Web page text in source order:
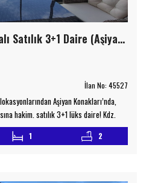
Kavaklık’ta Manzaralı Satılık 3+1 Daire (Aşiyan Konakları)
İlan No: 45527
Aşiyan Konakları’nda,
hakim, satılık 3+1 lüks daire! Kdz.
konumlanan bu özel daire, 175
alanına sahiptir. 7. katta yer alan
1 2